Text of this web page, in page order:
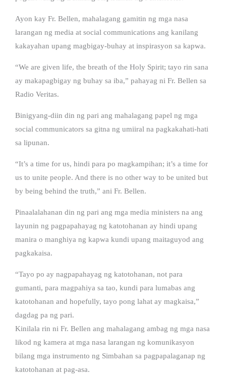
Ayon kay Fr. Bellen, mahalagang gamitin ng mga nasa
larangan ng media at social communications ang kanilang
kakayahan upang magbigay-buhay at inspirasyon sa kapwa.
“We are given life, the breath of the Holy Spirit; tayo rin sana
ay makapagbigay ng buhay sa iba,” pahayag ni Fr. Bellen sa
Radio Veritas.
Binigyang-diin din ng pari ang mahalagang papel ng mga
social communicators sa gitna ng umiiral na pagkakahati-hati
sa lipunan.
“It’s a time for us, hindi para po magkampihan; it’s a time for
us to unite people. And there is no other way to be united but
by being behind the truth,” ani Fr. Bellen.
Pinaalalahanan din ng pari ang mga media ministers na ang
layunin ng pagpapahayag ng katotohanan ay hindi upang
manira o manghiya ng kapwa kundi upang maitaguyod ang
pagkakaisa.
“Tayo po ay nagpapahayag ng katotohanan, not para
gumanti, para magpahiya sa tao, kundi para lumabas ang
katotohanan and hopefully, tayo pong lahat ay magkaisa,”
dagdag pa ng pari.
Kinilala rin ni Fr. Bellen ang mahalagang ambag ng mga nasa
likod ng kamera at mga nasa larangan ng komunikasyon
bilang mga instrumento ng Simbahan sa pagpapalaganap ng
katotohanan at pag-asa.